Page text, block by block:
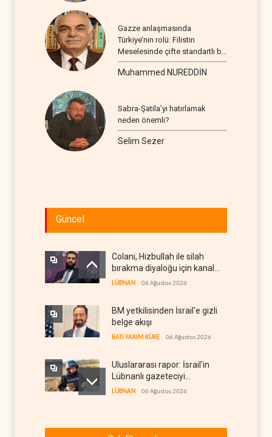
Gazze anlaşmasında
Türkiye’nin rolü: Filistin
Meselesinde çifte standartlı bir
seyir
Muhammed NUREDDİN
Sabra-Şatila’yı hatırlamak
neden önemli?
Selim Sezer
Güncel
Colani, Hizbullah ile silah
bırakma diyaloğu için kanal
arıyor
LÜBNAN 06 Ağustos 2026
BM yetkilisinden İsrail'e gizli
belge akışı
BATI YARIM KÜRE 06 Ağustos 2026
Uluslararası rapor: İsrail'in
Lübnanlı gazeteciyi
öldürmesi savaş suçu
LÜBNAN 06 Ağustos 2026
politikasındaki ertelemeler